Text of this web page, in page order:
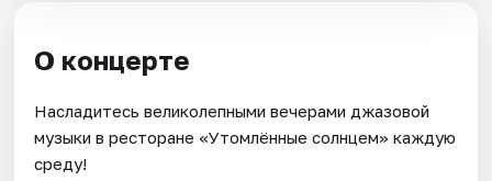
О концерте
Насладитесь великолепными вечерами джазовой
музыки в ресторане «Утомлённые солнцем» каждую
среду!